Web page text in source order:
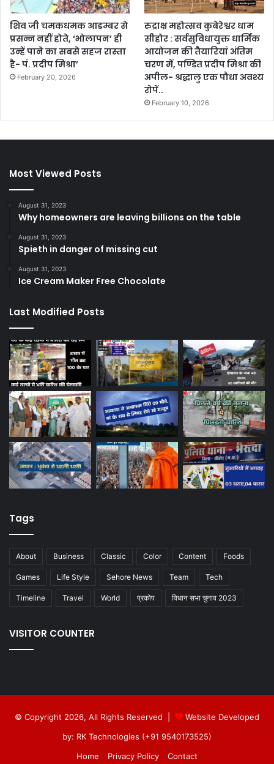
शिव जी चमकधमक आडम्बर से
प्रसन्न नहीं होते, ‘भोलापन’ ही
उन्हें पाने का सबसे सहज रास्ता
है- पं. प्रदीप मिश्रा’
February 20, 2026
रुद्राक्ष महोत्सव कुबेरेश्वर धाम
सीहोर : सर्वसुविधायुक्त धार्मिक
आयोजन की तैयारियां अंतिम
चरण में, पण्डित प्रदीप मिश्रा की
अपील- श्रद्धालु एक पौधा अवश्य
रोपें..
February 10, 2026
Most Viewed Posts
August 31, 2023
Why homeowners are leaving billions on the table
August 31, 2023
Spieth in danger of missing cut
August 31, 2023
Ice Cream Maker Free Chocolate
Last Modified Posts
Tags
About Business Classic Color Content Foods
Games Life Style Sehore News Team Tech
Timeline Travel World प्रकोप विधान सभा चुनाव 2023
VISITOR COUNTER
© Copyright 2026, All Rights Reserved |
Website Developed
by: RK Technologies (+91 9540173525)
Home
Privacy Policy Contact